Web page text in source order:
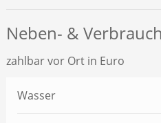
Neben- &
zahlbar vor Ort in Euro
Wasser